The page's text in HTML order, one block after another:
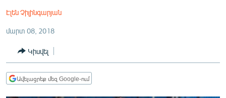
ՏՆՏԵՍՈՒԹՅՈՒՆ
ՂԱՐԱԲԱՂ
Էլեն Չիլինգարյան
մարտ 08, 2018
Կիսվել
Ավելացրեք մեզ Google-ում